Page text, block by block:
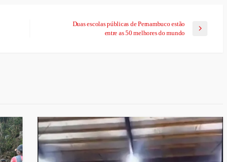
Duas escolas públicas de Pernambuco estão
entre as 50 melhores do mundo